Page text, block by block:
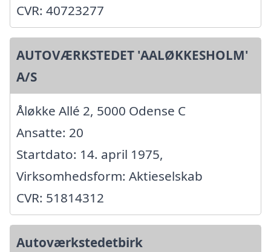
CVR: 40723277
AUTOVÆRKSTEDET 'AALØKKESHOLM'
A/S
Åløkke Allé 2, 5000 Odense C
Ansatte: 20
Startdato: 14. april 1975,
Virksomhedsform: Aktieselskab
CVR: 51814312
Autoværkstedetbirk